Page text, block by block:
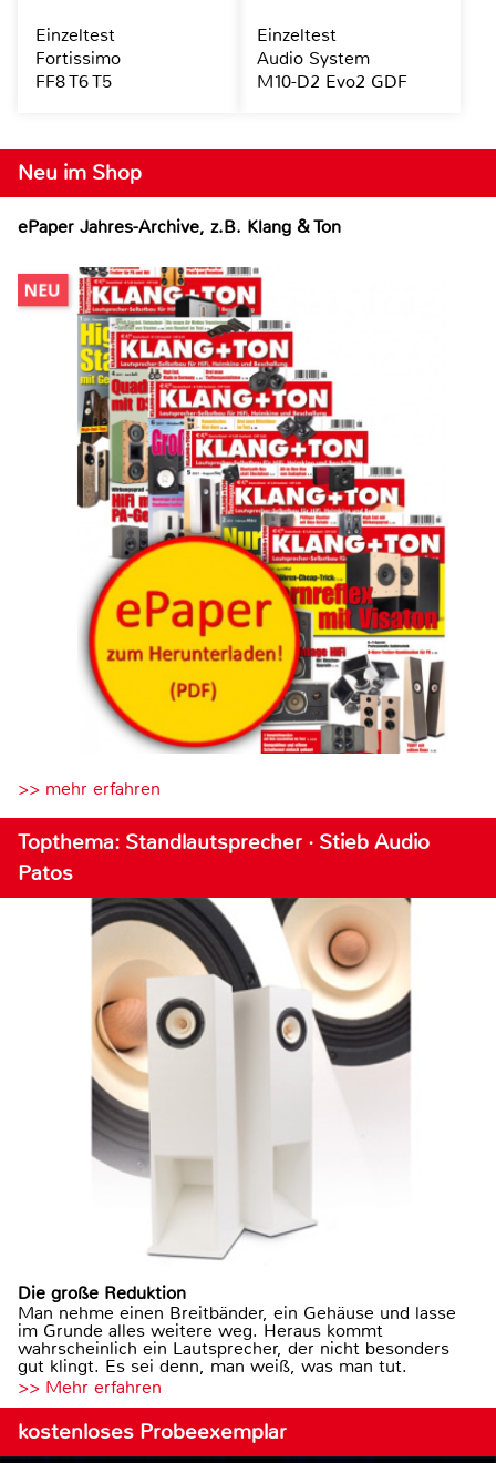
Neu im Shop
ePaper Jahres-Archive, z.B. Klang & Ton
>> mehr erfahren
Topthema: Standlautsprecher · Stieb Audio
Patos
Die große Reduktion
Man nehme einen Breitbänder, ein Gehäuse und lasse
im Grunde alles weitere weg. Heraus kommt
wahrscheinlich ein Lautsprecher, der nicht besonders
gut klingt. Es sei denn, man weiß, was man tut.
>> Mehr erfahren
kostenloses Probeexemplar
Einzeltest
Fortissimo
FF8 T6 T5
Einzeltest
Audio System
M10-D2 Evo2 GDF